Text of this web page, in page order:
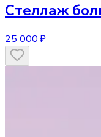
Стеллаж
25 000 ₽